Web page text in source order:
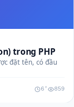
trong PHP
đặt tên, có đầu
6' 859